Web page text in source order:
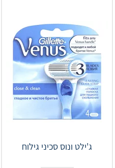
ג'ילט ונוס סכיני גילוח